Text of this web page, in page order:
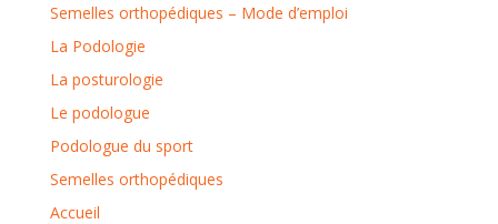
Semelles orthopédiques – Mode d’emploi
La Podologie
La posturologie
Le podologue
Podologue du sport
Semelles orthopédiques
Accueil